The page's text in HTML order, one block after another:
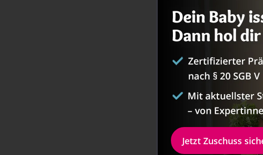
Jetzt Zuschuss